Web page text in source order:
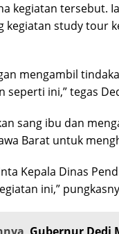
kegiatan tersebut.
kegiatan study tour
mengambil
seperti ini,” tegas
sang ibu dan
Barat untuk
Kepala Dinas
ini,”